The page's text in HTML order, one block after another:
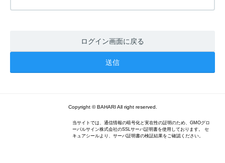
ログイン画面に戻る
Copyright © BAHARI All right reserved.
当サイトでは、通信情報の暗号化と実在性の証明のため、GMOグロ
ーバルサイン株式会社のSSLサーバ証明書を使用しております。 セ
キュアシールより、サーバ証明書の検証結果をご確認ください。